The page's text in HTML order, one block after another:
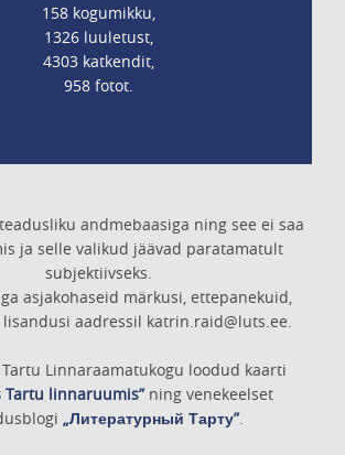
158 kogumikku,
1326 luuletust,
4303 katkendit,
958 fotot.
andmebaasiga ning see ei saa
ja selle valikud jäävad paratamatult
subjektiivseks.
asjakohaseid märkusi, ettepanekuid,
aadressil katrin.raid@luts.ee.
Tartu Linnaraamatukogu loodud kaarti
Tartu linnaruumis”ning venekeelset
„Литературный Тарту”.